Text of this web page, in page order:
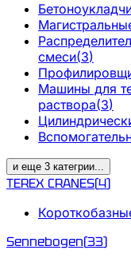
смеси(3)
Машины для
раствора(3)
и еще 3 категрии...
TEREX CRANES(4)
Sennebogen(33)